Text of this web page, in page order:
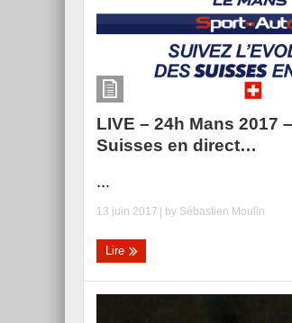
LIVE – 24h Mans 2017
Suisses en direct…
...
13 juin 2017 | by Sébastien Moulin
Lire